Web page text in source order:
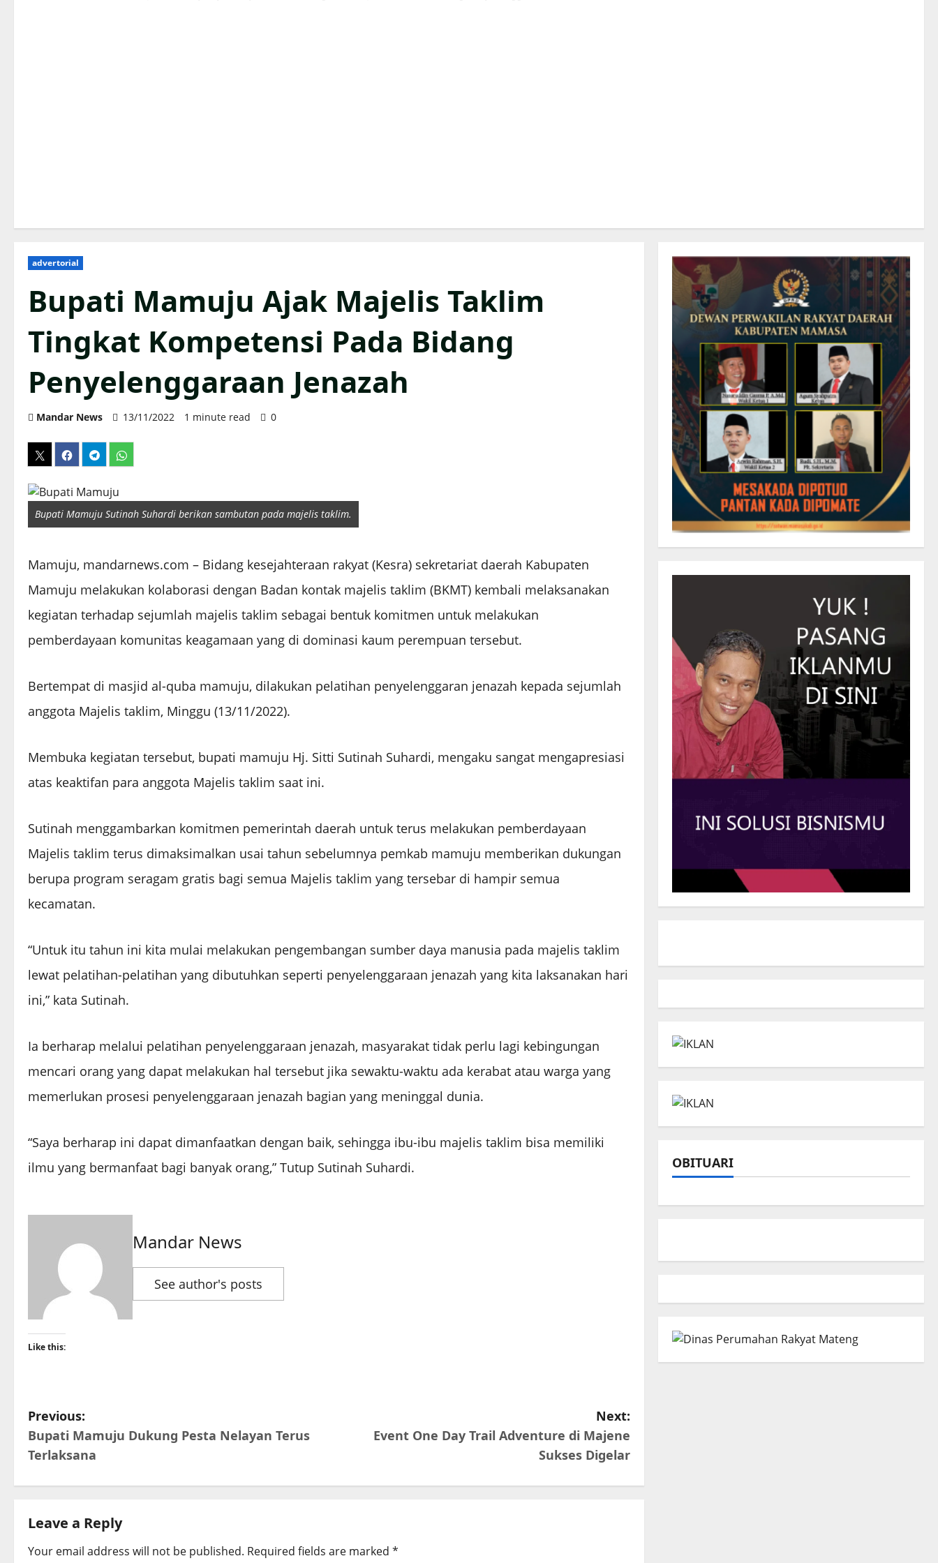
advertorial
Bupati Mamuju Ajak Majelis Taklim
Tingkat Kompetensi Pada Bidang
Penyelenggaraan Jenazah
Mandar News 13/11/2022 1 minute read 0
Bupati Mamuju Sutinah Suhardi berikan sambutan pada majelis taklim.
Mamuju, mandarnews.com – Bidang kesejahteraan rakyat (Kesra) sekretariat daerah Kabupaten
Mamuju melakukan kolaborasi dengan Badan kontak majelis taklim (BKMT) kembali melaksanakan
kegiatan terhadap sejumlah majelis taklim sebagai bentuk komitmen untuk melakukan
pemberdayaan komunitas keagamaan yang di dominasi kaum perempuan tersebut.
Bertempat di masjid al-quba mamuju, dilakukan pelatihan penyelenggaran jenazah kepada sejumlah
anggota Majelis taklim, Minggu (13/11/2022).
Membuka kegiatan tersebut, bupati mamuju Hj. Sitti Sutinah Suhardi, mengaku sangat mengapresiasi
atas keaktifan para anggota Majelis taklim saat ini.
Sutinah menggambarkan komitmen pemerintah daerah untuk terus melakukan pemberdayaan
Majelis taklim terus dimaksimalkan usai tahun sebelumnya pemkab mamuju memberikan dukungan
berupa program seragam gratis bagi semua Majelis taklim yang tersebar di hampir semua
kecamatan.
“Untuk itu tahun ini kita mulai melakukan pengembangan sumber daya manusia pada majelis taklim
lewat pelatihan-pelatihan yang dibutuhkan seperti penyelenggaraan jenazah yang kita laksanakan hari
ini,” kata Sutinah.
Ia berharap melalui pelatihan penyelenggaraan jenazah, masyarakat tidak perlu lagi kebingungan
mencari orang yang dapat melakukan hal tersebut jika sewaktu-waktu ada kerabat atau warga yang
memerlukan prosesi penyelenggaraan jenazah bagian yang meninggal dunia.
“Saya berharap ini dapat dimanfaatkan dengan baik, sehingga ibu-ibu majelis taklim bisa memiliki
ilmu yang bermanfaat bagi banyak orang,” Tutup Sutinah Suhardi.
Mandar News
See author's posts
Like this:
P
o
s
n
Previous:
Bupati Mamuju Dukung Pesta Nelayan Terus
Terlaksana
Next:
Event One Day Trail Adventure di Majene
Sukses Digelar
Leave a Reply
Your email address will not be published. Required fields are marked *
OBITUARI